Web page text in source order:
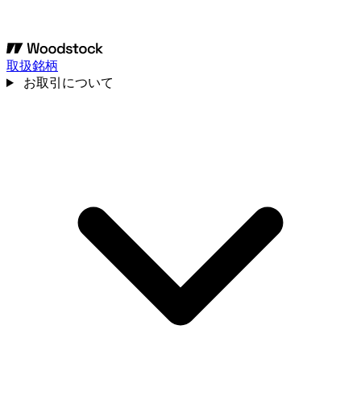
取扱銘柄
お取引について